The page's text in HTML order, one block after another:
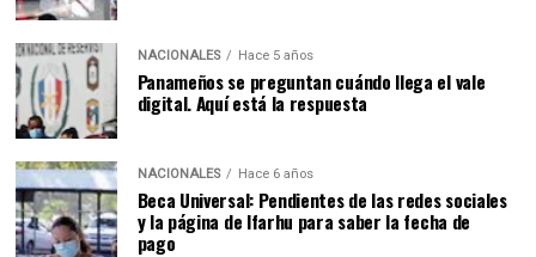
NACIONALES Hace 5 años
Panameños se preguntan cuándo llega el vale
digital. Aquí está la respuesta
NACIONALES Hace 6 años
Beca Universal: Pendientes de las redes sociales
y la página de Ifarhu para saber la fecha de
pago